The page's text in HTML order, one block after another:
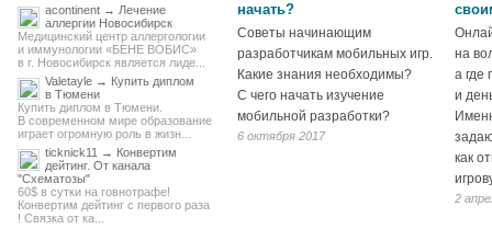
начать?
Советы начинающим
разработчикам мобильных игр.
Какие знания необходимы?
С чего начать изучение
мобильной разработки?
6 октября 2017
на
а где
и
как
2
acontinent → Лечение
аллергии Новосибирск
Медицинский центр аллергологии
и иммунологии «БЕНЕ ВОБИС»
в г. Новосибирск является лиде...
Valetayle → Купить диплом
в Тюмени
Купить диплом в Тюмени.
В современном мире образование
играет огромную роль в жизн...
ticknick11 → Конвертим
дейтинг. От канала
"Схематозы"
60$ в сутки на говнотрафе!
Конвертим дейтинг с первого раза
! Связка от ка...